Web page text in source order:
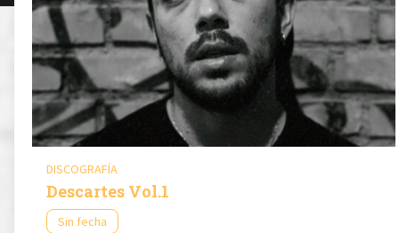
DISCOGRAFÍA
Descartes Vol.1
Sin fecha